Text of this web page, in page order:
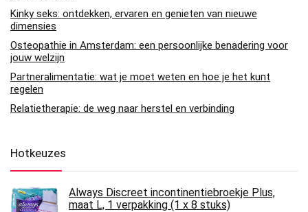
Kinky seks: ontdekken, ervaren en genieten van nieuwe
dimensies
Osteopathie in Amsterdam: een persoonlijke benadering voor
jouw welzijn
Partneralimentatie: wat je moet weten en hoe je het kunt
regelen
Relatietherapie: de weg naar herstel en verbinding
Hotkeuzes
Always Discreet incontinentiebroekje Plus,
maat L, 1 verpakking (1 x 8 stuks)